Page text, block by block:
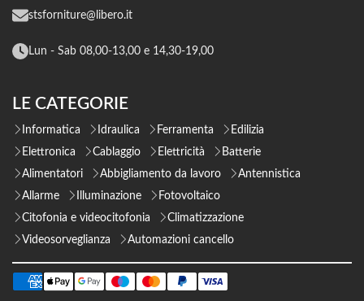
stsforniture@libero.it
Lun - Sab 08,00-13,00 e 14,30-19,00
LE CATEGORIE
Informatica Idraulica Ferramenta
Edilizia
Elettronica
Cablaggio Elettricità
Batterie
Alimentatori
Abbigliamento da lavoro
Antennistica
Allarme
Illuminazione
Fotovoltaico
Citofonia e videocitofonia
Climatizzazione
Videosorveglianza
Automazioni cancello